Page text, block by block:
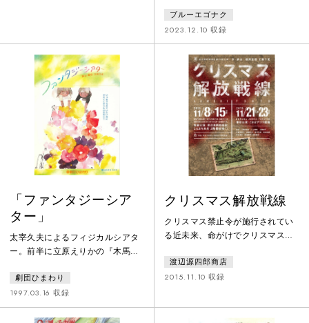
色の男たちの不気味さ。時間に追
われていく大人たち。現実とファ
ンタジー……人形劇だからこそで
きる表現がたくさんつまった、劇
団渾身の一作です。
と現実はねじれながら、青年の記
憶を掘り起こしていく。そこには
「喪失」の手前で、宙ぶらりんの
ままの日々があった。知っている
ような知らない人たちとの青春の
終わり。
ブルーエゴナク
2023.12.10 収録
「ファンタジーシア
ター」
太宰久夫によるフィジカルシアタ
ー。前半に立原えりかの『木馬が
『はらぺこプンタ』を配し、絵本
の世界を
劇団ひまわり
1997.03.16 収録
クリスマス解放戦線
クリスマス禁止令が施行されてい
る近未来、命がけでクリスマスを
た……。畑澤聖悟、工藤千夏の共
作作品。風刺に満ちたブラックコ
守るのか。なべげんがお送りする
クリスマス・ドラマの決定版。
渡辺源四郎商店
2015.11.10 収録